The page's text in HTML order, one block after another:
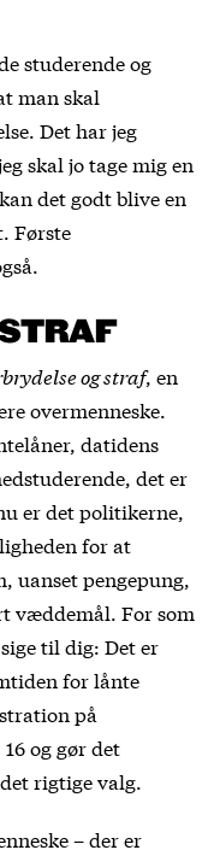
studerende og
man skal
Det har jeg
skal jo tage mig en
det godt blive en
Første
og straf, en
overmenneske.
datidens
det er
er det politikerne,
for at
uanset pengepung,
væddemål. For som
til dig: Det er
for lånte
på
og gør det
rigtige valg.
– der er